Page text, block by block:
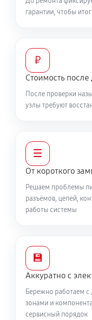
гарантии, чтобы
₽
Стоимость
После проверки
узлы требуют
☰
От короткого
Решаем проблемы
разъёмов, цепей,
работы системы
💾
Аккуратно с
Бережно работаем
зонами и
сервисный порядок